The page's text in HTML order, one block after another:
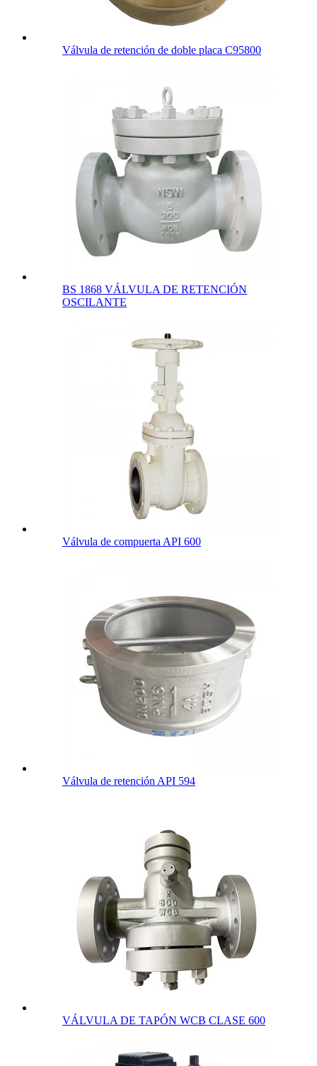
Válvula de retención de doble placa C95800
BS 1868 VÁLVULA DE RETENCIÓN
OSCILANTE
Válvula de compuerta API 600
Válvula de retención API 594
VÁLVULA DE TAPÓN WCB CLASE 600